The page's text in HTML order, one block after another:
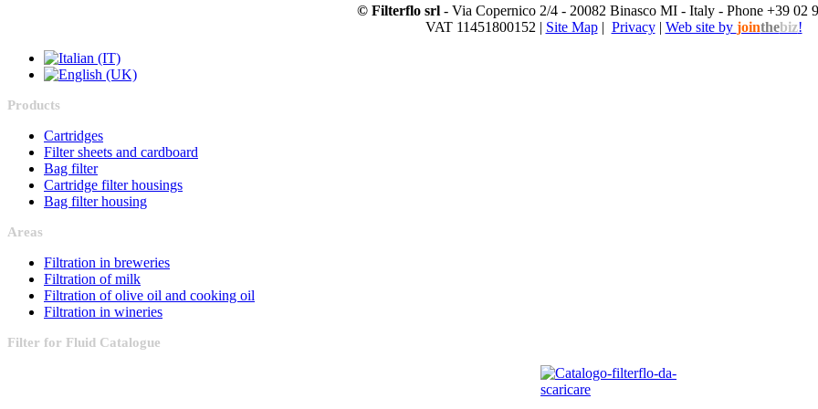
© Filterflo srl - Via Copernico 2/4 - 20082 Binasco MI - Italy - Phone +39 02
VAT 11451800152 | Site Map| Privacy| Web site by jointhebiz!
Products
Cartridges
Filter sheets and cardboard
Bag filter
Cartridge filter housings
Bag filter housing
Areas
Filtration in breweries
Filtration of milk
Filtration of olive oil and cooking oil
Filtration in wineries
Filter for Fluid Catalogue